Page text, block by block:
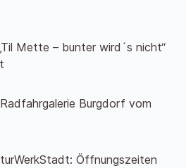
Mette – bunter wird´s nicht“
Burgdorf vom
Öffnungszeiten